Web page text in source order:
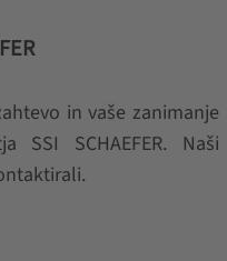
in vaše zanimanje
SCHAEFER. Naši